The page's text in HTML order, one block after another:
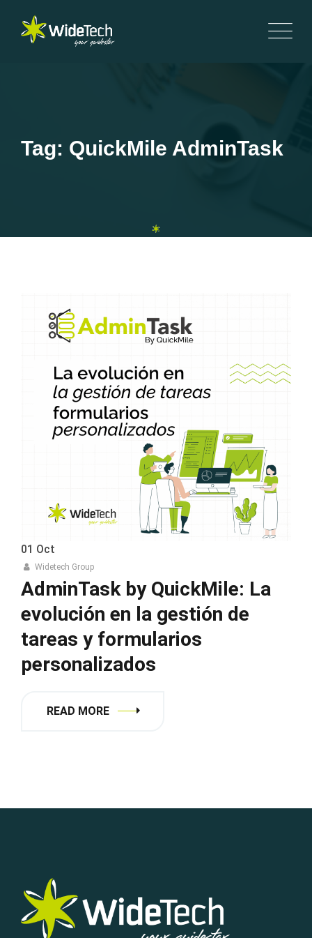
Tag: QuickMile AdminTask
01 Oct
Widetech Group
AdminTask by QuickMile: La
evolución en la gestión de
tareas y formularios
personalizados
READ MORE